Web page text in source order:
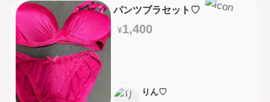
パンツブラセット♡
¥1,400
りん♡